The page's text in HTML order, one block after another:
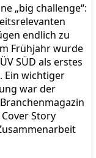
„big challenge“:
endlich zu
Frühjahr wurde
SÜD als erstes
Ein wichtiger
war der
Story